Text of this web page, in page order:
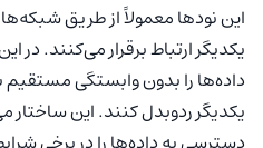
یکدیگر ارتباط برقرار می‌کنند. در
داده‌ها را بدون وابستگی
یکدیگر ردوبدل کنند. این ساختار